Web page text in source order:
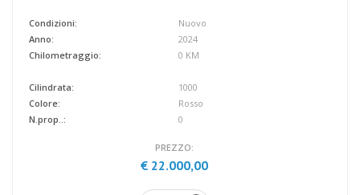
Condizioni:
Anno:
Chilometraggio:
Nuovo
2024
0 KM
Cilindrata:
Colore:
N.prop..:
1000
Rosso
0
PREZZO:
€ 22.000,00